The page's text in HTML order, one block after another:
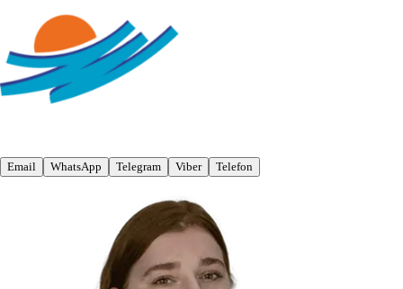
Email WhatsApp Telegram Viber Telefon